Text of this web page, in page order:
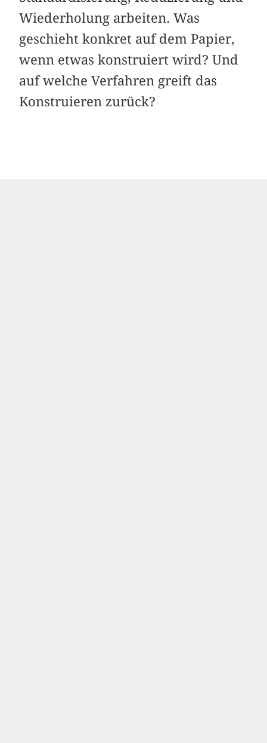
Wiederholung arbeiten. Was
geschieht konkret auf dem Papier,
wenn etwas konstruiert wird? Und
auf welche Verfahren greift das
Konstruieren zurück?